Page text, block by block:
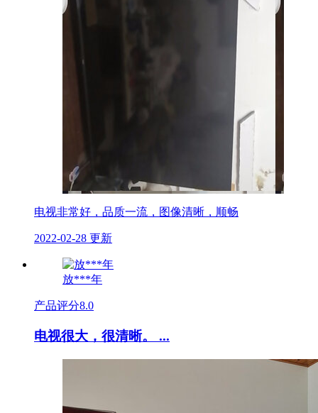
电视非常好，品质一流，图像清晰，顺畅
2022-02-28 更新
放***年
产品评分8.0
电视很大，很清晰。 ...